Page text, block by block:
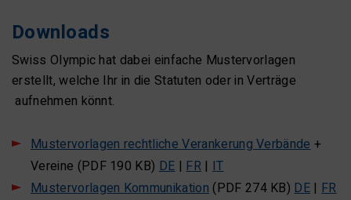
Downloads
Swiss Olympic hat dabei einfache Mustervorlagen
erstellt, welche Ihr in die Statuten oder in Verträge
aufnehmen könnt.
Mustervorlagen rechtliche Verankerung Verbände+
Vereine (PDF 190 KB) DE|FR| IT
Mustervorlagen Kommunikation(PDF 274 KB)DE |FR